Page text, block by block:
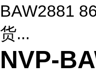
BAW2881
货...
NVP-